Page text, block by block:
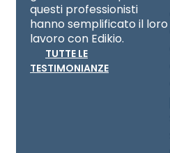
questi professionisti
hanno semplificato il loro
lavoro con Edikio.
TUTTE LE
TESTIMONIANZE